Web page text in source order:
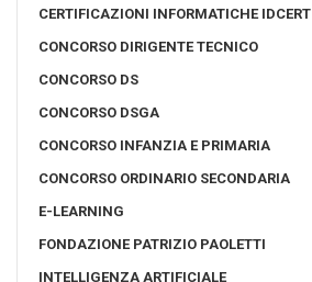
CERTIFICAZIONI INFORMATICHE IDCERT
CONCORSO DIRIGENTE TECNICO
CONCORSO DS
CONCORSO DSGA
CONCORSO INFANZIA E PRIMARIA
CONCORSO ORDINARIO SECONDARIA
E-LEARNING
FONDAZIONE PATRIZIO PAOLETTI
INTELLIGENZA ARTIFICIALE